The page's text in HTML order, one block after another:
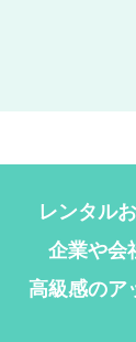
レンタル
企業や会
高級感のア